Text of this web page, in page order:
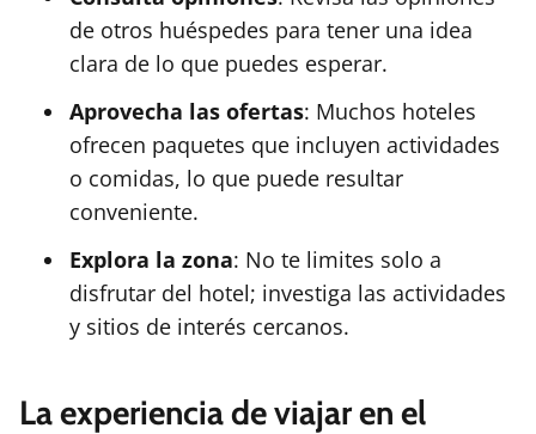
de otros huéspedes para tener una idea
clara de lo que puedes esperar.
Aprovecha las ofertas: Muchos hoteles
ofrecen paquetes que incluyen actividades
o comidas, lo que puede resultar
conveniente.
Explora la zona: No te limites solo a
disfrutar del hotel; investiga las actividades
y sitios de interés cercanos.
La experiencia de viajar en el